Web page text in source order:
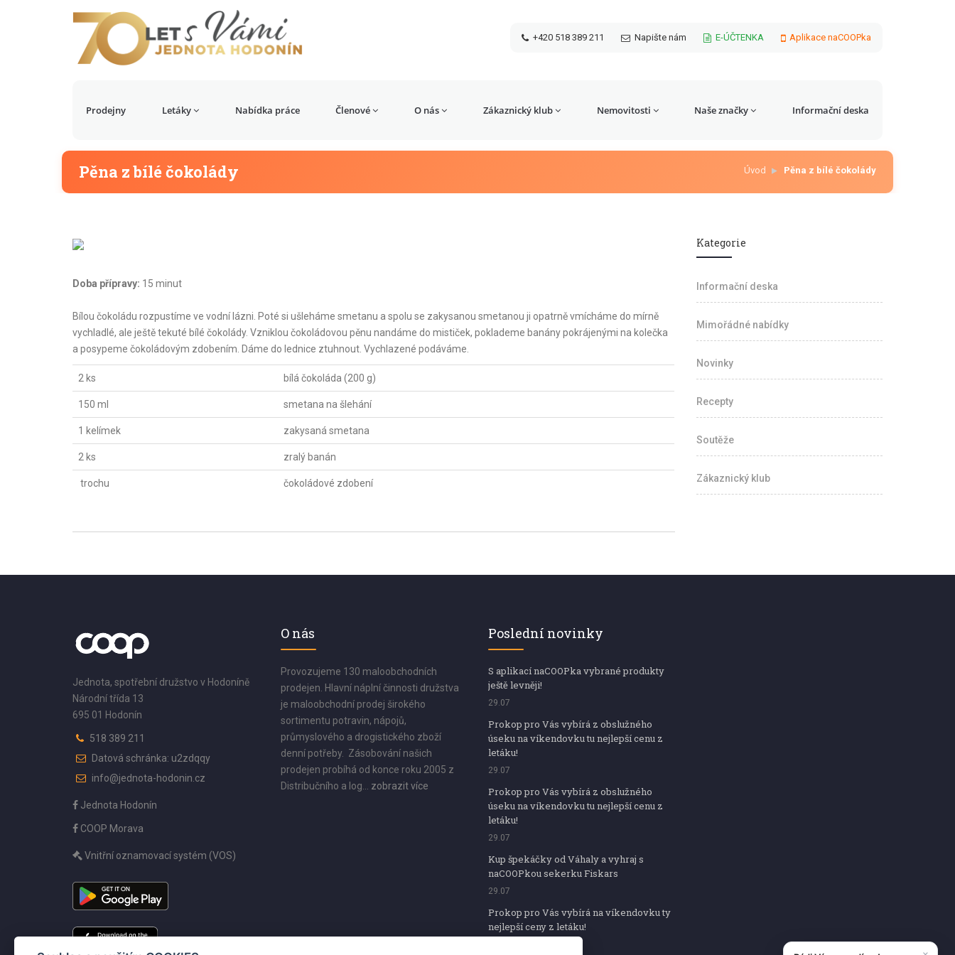
+420 518 389 211 Napište nám E-ÚČTENKA Aplikace naCOOPka
Prodejny Letáky Nabídka práce Členové O nás Zákaznický klub Nemovitosti Naše značky Informační deska
Pěna z bílé čokolády Úvod Pěna z bílé čokolády
Doba přípravy: 15 minut
Bílou čokoládu rozpustíme ve vodní lázni. Poté si ušleháme smetanu a spolu se zakysanou smetanou ji opatrně vmícháme do mírně
vychladlé, ale ještě tekuté bílé čokolády. Vzniklou čokoládovou pěnu nandáme do mističek, poklademe banány pokrájenými na kolečka
a posypeme čokoládovým zdobením. Dáme do lednice ztuhnout. Vychlazené podáváme.
2 ks bílá čokoláda (200 g)
150 ml smetana na šlehání
1 kelímek zakysaná smetana
2 ks zralý banán
trochu čokoládové zdobení
Kategorie
Informační deska
Mimořádné nabídky
Novinky
Recepty
Soutěže
Zákaznický klub
Jednota, spotřební družstvo v Hodoníně
Národní třída 13
695 01 Hodonín
518 389 211
Datová schránka: u2zdqqy
info@jednota-hodonin.cz
Jednota Hodonín
COOP Morava
Vnitřní oznamovací systém (VOS)
O nás
Provozujeme 130 maloobchodních
prodejen. Hlavní náplní činnosti družstva
je maloobchodní prodej širokého
sortimentu potravin, nápojů,
průmyslového a drogistického zboží
denní potřeby. Zásobování našich
prodejen probíhá od konce roku 2005 z
Distribučního a log... zobrazit více
Poslední novinky
S aplikací naCOOPka vybrané produkty
ještě levněji!
29.07
Prokop pro Vás vybírá z obslužného
úseku na víkendovku tu nejlepší cenu z
letáku!
29.07
Prokop pro Vás vybírá z obslužného
úseku na víkendovku tu nejlepší cenu z
letáku!
29.07
Kup špekáčky od Váhaly a vyhraj s
naCOOPkou sekerku Fiskars
29.07
Prokop pro Vás vybírá na víkendovku ty
nejlepší ceny z letáku!